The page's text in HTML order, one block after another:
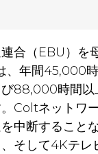
合（EBU）を
、年間45,000
88,000時間以
Coltネットワ
中断すること
そして4Kテレ